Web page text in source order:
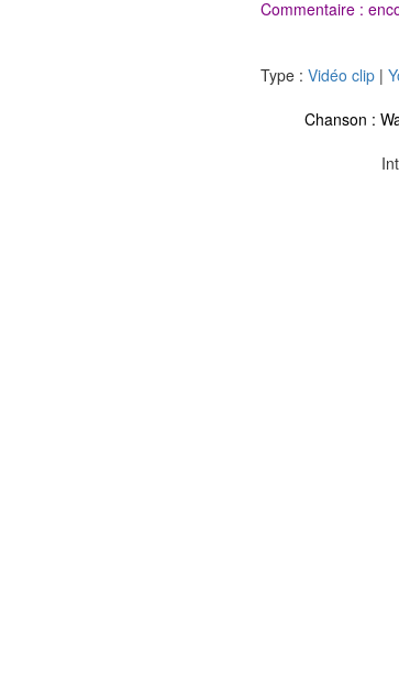
Commentaire :
Type : Vidéo clip |
Chanson :